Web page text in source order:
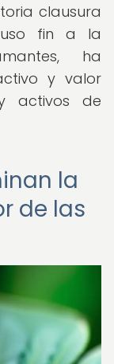
clausura
fin a la
ha
y valor
activos de
la
de las